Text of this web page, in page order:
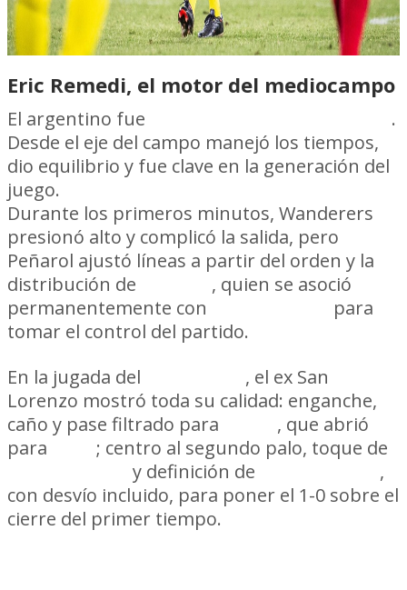
Eric Remedi, el motor del mediocampo
El argentino fue
.
Desde el eje del campo manejó los tiempos,
dio equilibrio y fue clave en la generación del
juego.
Durante los primeros minutos, Wanderers
presionó alto y complicó la salida, pero
Peñarol ajustó líneas a partir del orden y la
distribución de
, quien se asoció
permanentemente con
para
tomar el control del partido.
En la jugada del
, el ex San
Lorenzo mostró toda su calidad: enganche,
caño y pase filtrado para
, que abrió
para
; centro al segundo palo, toque de
y definición de
,
con desvío incluido, para poner el 1-0 sobre el
cierre del primer tiempo.